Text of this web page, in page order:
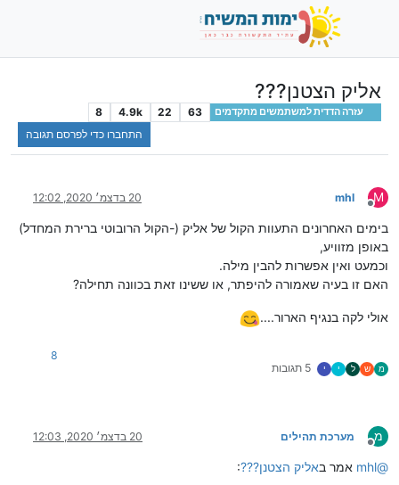
אליק הצטנן???
עזרה הדדית למשתמשים מתקדמים 63
22
4.9k
8
התחברו כדי לפרסם תגובה
M
מנותק
mhl 20 בדצמ׳ 2020, 12:02
בימים האחרונים התעוות הקול של אליק (-הקול הרובוטי ברירת המחדל)
באופן מזוויע,
וכמעט ואין אפשרות להבין מילה.
האם זו בעיה שאמורה להיפתר, או ששינו זאת בכוונה תחילה?
אולי לקה בנגיף הארור....
מ ש ל י י 5 תגובות
8
מ
מנותק
מערכת תהילים 20 בדצמ׳ 2020, 12:03
@
mhl אמר באליק הצטנן???: